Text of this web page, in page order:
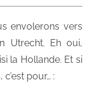
envolerons vers
Utrecht. Eh oui,
la Hollande. Et si
pour… :